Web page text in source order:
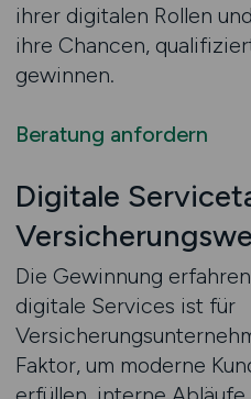
ihrer digitalen Rollen
ihre Chancen,
gewinnen.
Beratung anfordern
Digitale
Die Gewinnung
digitale Services ist für
Faktor, um moderne